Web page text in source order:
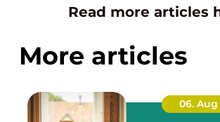
Read more articles
More articles
06. Aug